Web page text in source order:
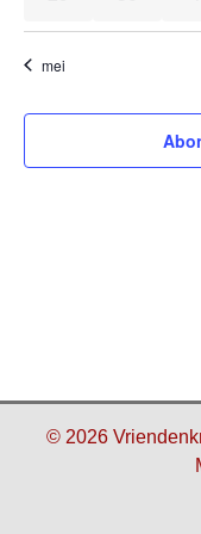
mei
© 2026